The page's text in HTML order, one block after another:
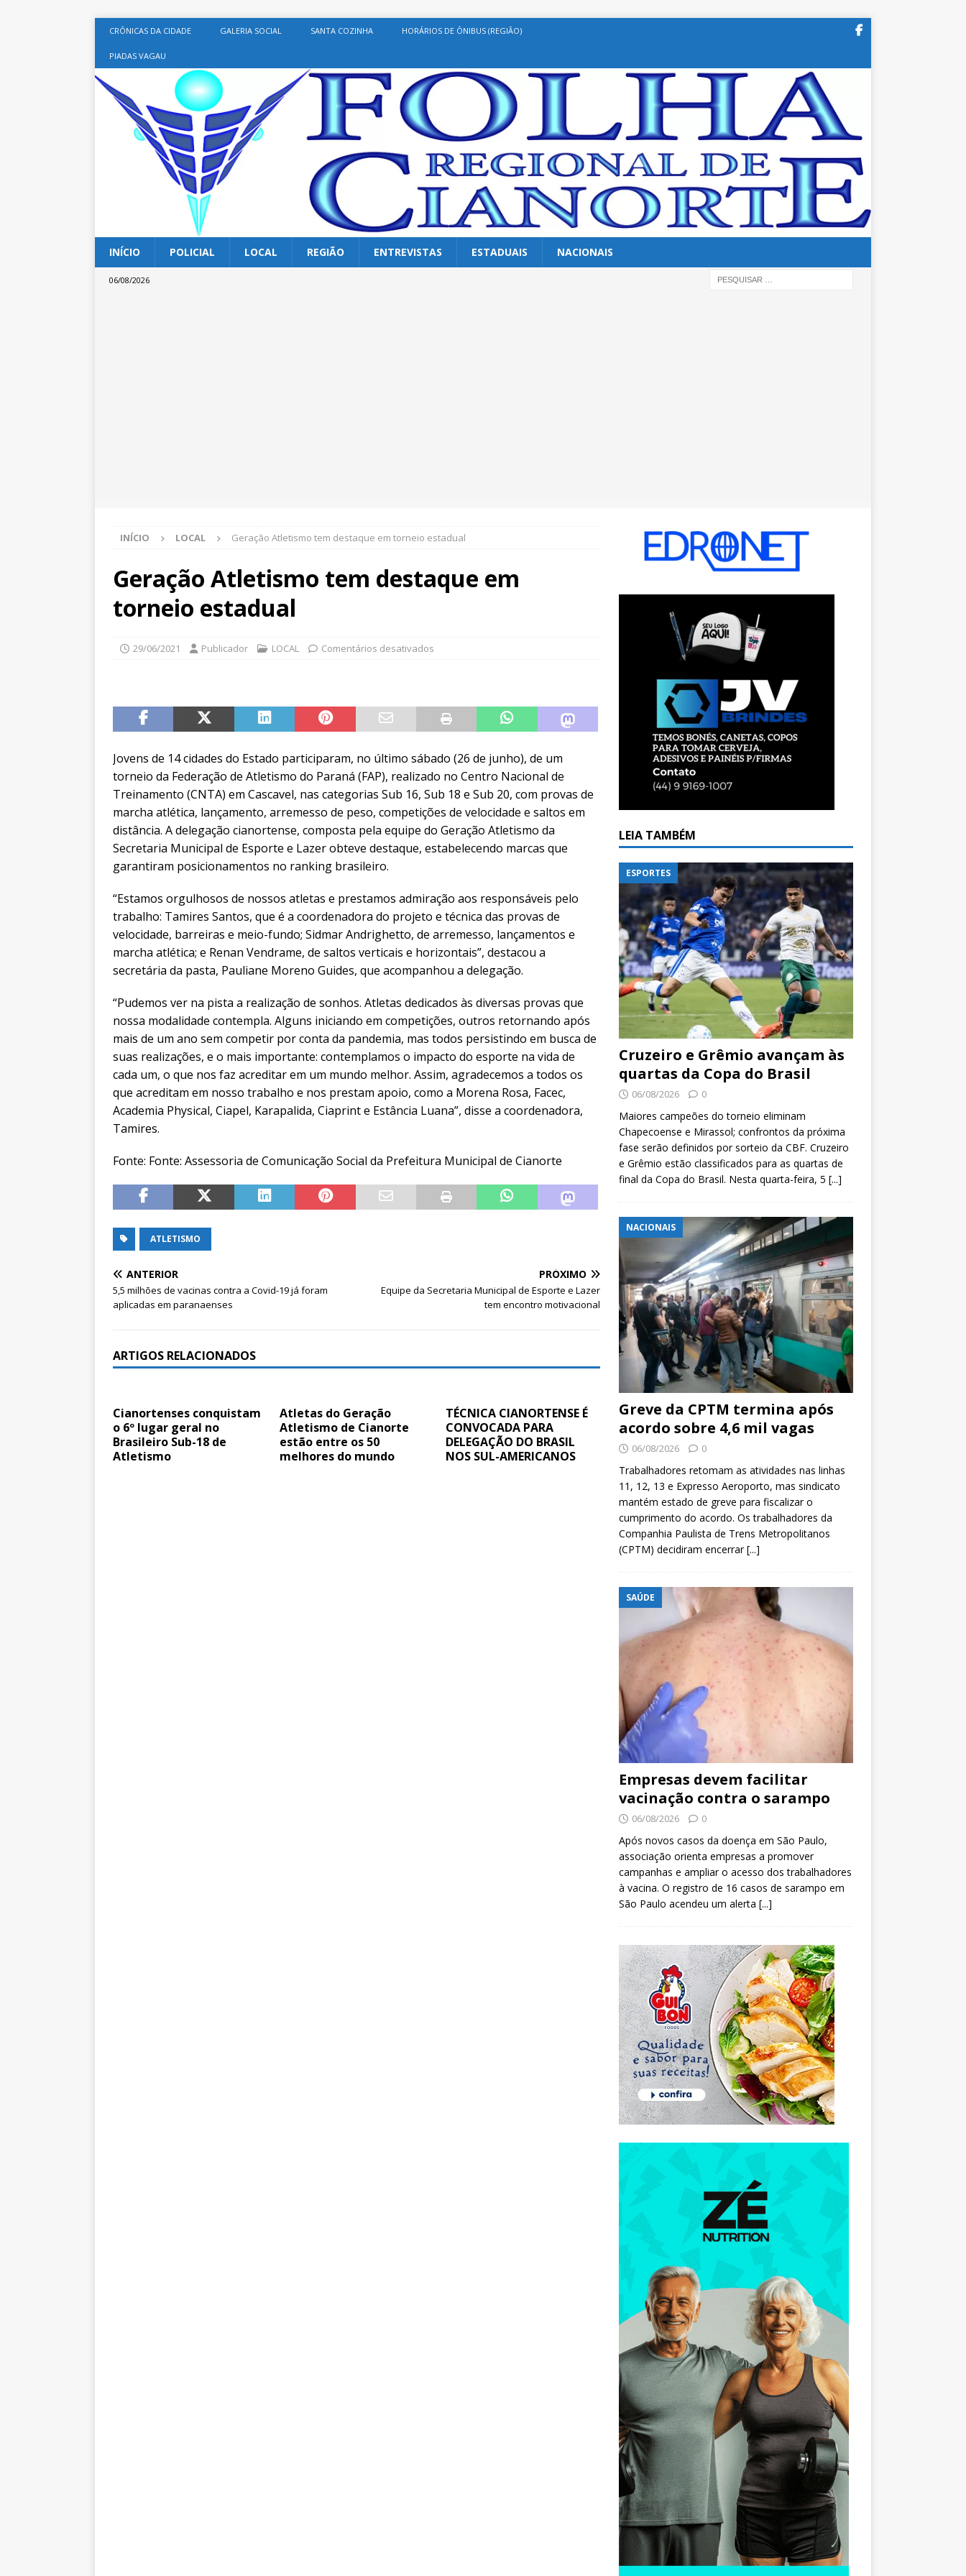
CRÔNICAS DA CIDADE GALERIA SOCIAL SANTA COZINHA HORÁRIOS DE ÔNIBUS (REGIÃO)
PIADAS VAGAU
INÍCIO POLICIAL LOCAL REGIÃO ENTREVISTAS ESTADUAIS NACIONAIS
06/08/2026
INÍCIO LOCAL Geração Atletismo tem destaque em torneio estadual
Geração Atletismo tem destaque em
torneio estadual
29/06/2021 Publicador LOCAL Comentários desativados
Jovens de 14 cidades do Estado participaram, no último sábado (26 de junho), de um
torneio da Federação de Atletismo do Paraná (FAP), realizado no Centro Nacional de
Treinamento (CNTA) em Cascavel, nas categorias Sub 16, Sub 18 e Sub 20, com provas de
marcha atlética, lançamento, arremesso de peso, competições de velocidade e saltos em
distância. A delegação cianortense, composta pela equipe do Geração Atletismo da
Secretaria Municipal de Esporte e Lazer obteve destaque, estabelecendo marcas que
garantiram posicionamentos no ranking brasileiro.
“Estamos orgulhosos de nossos atletas e prestamos admiração aos responsáveis pelo
trabalho: Tamires Santos, que é a coordenadora do projeto e técnica das provas de
velocidade, barreiras e meio-fundo; Sidmar Andrighetto, de arremesso, lançamentos e
marcha atlética; e Renan Vendrame, de saltos verticais e horizontais”, destacou a
secretária da pasta, Pauliane Moreno Guides, que acompanhou a delegação.
“Pudemos ver na pista a realização de sonhos. Atletas dedicados às diversas provas que
nossa modalidade contempla. Alguns iniciando em competições, outros retornando após
mais de um ano sem competir por conta da pandemia, mas todos persistindo em busca de
suas realizações, e o mais importante: contemplamos o impacto do esporte na vida de
cada um, o que nos faz acreditar em um mundo melhor. Assim, agradecemos a todos os
que acreditam em nosso trabalho e nos prestam apoio, como a Morena Rosa, Facec,
Academia Physical, Ciapel, Karapalida, Ciaprint e Estância Luana”, disse a coordenadora,
Tamires.
Fonte: Fonte: Assessoria de Comunicação Social da Prefeitura Municipal de Cianorte
ATLETISMO
ANTERIOR
5,5 milhões de vacinas contra a Covid-19 já foram
aplicadas em paranaenses
PRÓXIMO
Equipe da Secretaria Municipal de Esporte e Lazer
tem encontro motivacional
ARTIGOS RELACIONADOS
Cianortenses conquistam
o 6º lugar geral no
Brasileiro Sub-18 de
Atletismo
Atletas do Geração
Atletismo de Cianorte
estão entre os 50
melhores do mundo
TÉCNICA CIANORTENSE É
CONVOCADA PARA
DELEGAÇÃO DO BRASIL
NOS SUL-AMERICANOS
LEIA TAMBÉM
ESPORTES
Cruzeiro e Grêmio avançam às
quartas da Copa do Brasil
06/08/2026 0
Maiores campeões do torneio eliminam
Chapecoense e Mirassol; confrontos da próxima
fase serão definidos por sorteio da CBF. Cruzeiro
e Grêmio estão classificados para as quartas de
final da Copa do Brasil. Nesta quarta-feira, 5 [...]
NACIONAIS
Greve da CPTM termina após
acordo sobre 4,6 mil vagas
06/08/2026 0
Trabalhadores retomam as atividades nas linhas
11, 12, 13 e Expresso Aeroporto, mas sindicato
mantém estado de greve para fiscalizar o
cumprimento do acordo. Os trabalhadores da
Companhia Paulista de Trens Metropolitanos
(CPTM) decidiram encerrar[...]
SAÚDE
Empresas devem facilitar
vacinação contra o sarampo
06/08/2026 0
Após novos casos da doença em São Paulo,
associação orienta empresas a promover
campanhas e ampliar o acesso dos trabalhadores
à vacina. O registro de 16 casos de sarampo em
São Paulo acendeu um alerta [...]